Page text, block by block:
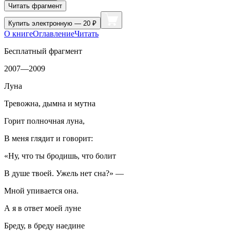
Читать фрагмент
Купить электронную — 20 ₽
О книгеОглавлениеЧитать
Бесплатный фрагмент
2007—2009
Луна
Тревожна, дымна и мутна
Горит полночная луна,
В меня глядит и говорит:
«Ну, что ты бродишь, что болит
В душе твоей. Ужель нет сна?» —
Мной упивается она.
А я в ответ моей луне
Бреду, в бреду наедине